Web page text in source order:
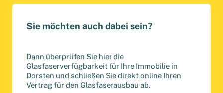
Sie möchten auch dabei sein?
Dann überprüfen Sie hier die
Glasfaserverfügbarkeit für Ihre Immobilie in
Dorsten und schließen Sie direkt online Ihren
Vertrag für den Glasfaserausbau ab.